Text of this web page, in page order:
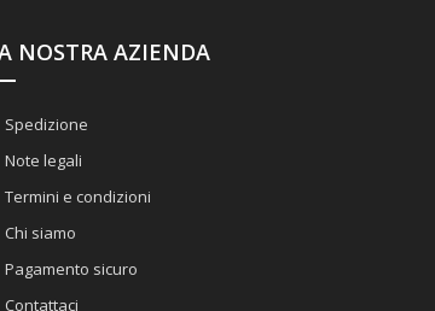
NOSTRA AZIENDA
Spedizione
Note legali
Termini e condizioni
Chi siamo
Pagamento sicuro
Contattaci